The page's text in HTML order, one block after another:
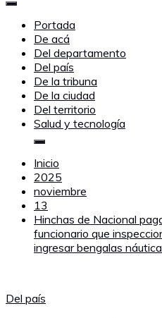
Portada
De acá
Del departamento
Del país
De la tribuna
De la ciudad
Del territorio
Salud y tecnología
Inicio
2025
noviembre
13
Hinchas de Nacional
funcionario que
ingresar bengalas
Del país